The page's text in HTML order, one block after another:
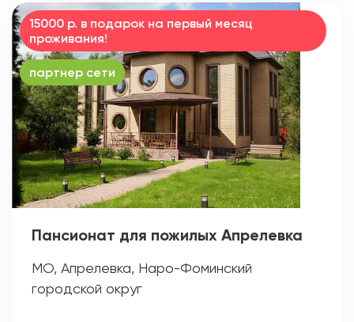
15000 р. в подарок на первый месяц
проживания!
партнер сети
Пансионат для пожилых Апрелевка
МО, Апрелевка, Наро-Фоминский
городской округ